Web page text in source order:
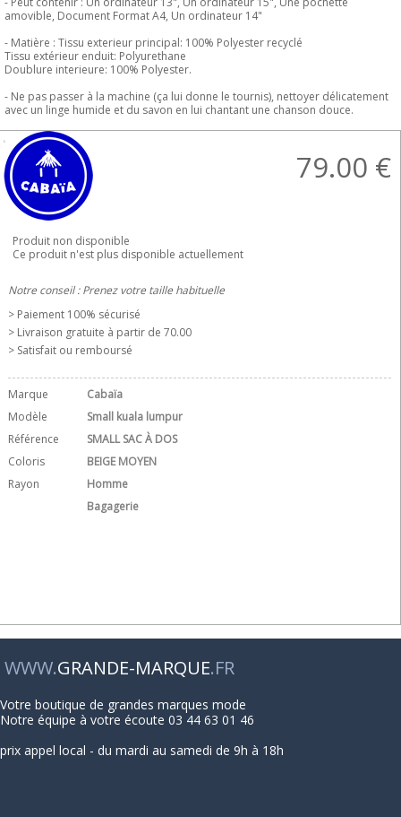
amovible, Document Format A4, Un ordinateur 14"
- Matière : Tissu exterieur principal: 100% Polyester recyclé
Tissu extérieur enduit: Polyurethane
Doublure interieure: 100% Polyester.
- Ne pas passer à la machine (ça lui donne le tournis), nettoyer délicatement
avec un linge humide et du savon en lui chantant une chanson douce.
79.00 €
Produit non disponible
Ce produit n'est plus disponible actuellement
Notre conseil : Prenez votre taille habituelle
> Paiement 100% sécurisé
> Livraison gratuite à partir de 70.00 
> Satisfait ou remboursé
Marque
Cabaïa
Modèle
Small kuala lumpur
Référence
SMALL SAC À DOS
Coloris
BEIGE MOYEN
Rayon
Homme
Bagagerie
WWW.GRANDE-MARQUE.FR
Votre boutique de grandes marques mode
Notre équipe à votre écoute 03 44 63 01 46
prix appel local - du mardi au samedi de 9h à 18h